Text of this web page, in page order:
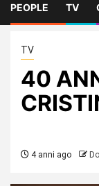
PEOPLE TV
Home TV 40
TV
40
4 anni ago